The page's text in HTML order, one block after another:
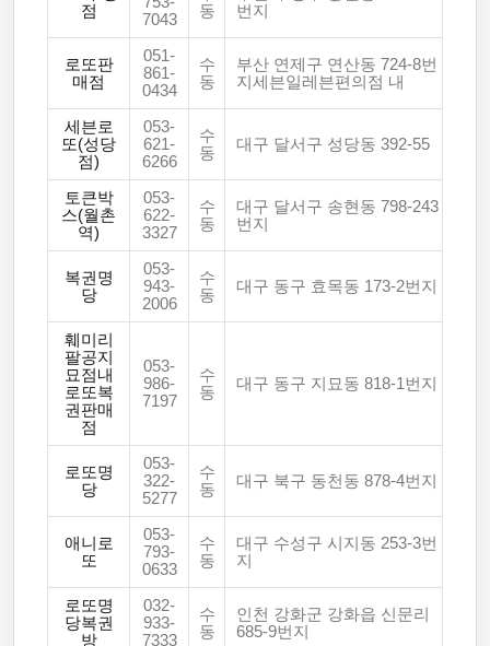
점
7043
동
번지
로또판
매점
051-
861-
0434
수
동
부산 연제구 연산동 724-8번
지세븐일레븐편의점 내
세븐로
또(성당
점)
053-
621-
6266
수
동
대구 달서구 성당동 392-55
토큰박
스(월촌
역)
053-
622-
3327
수
동
대구 달서구 송현동 798-243
번지
복권명
당
053-
943-
2006
수
동
대구 동구 효목동 173-2번지
훼미리
팔공지
묘점내
로또복
권판매
점
053-
986-
7197
수
동
대구 동구 지묘동 818-1번지
로또명
당
053-
322-
5277
수
동
대구 북구 동천동 878-4번지
애니로
또
053-
793-
0633
수
동
대구 수성구 시지동 253-3번
지
로또명
당복권
방
032-
933-
7333
수
동
인천 강화군 강화읍 신문리
685-9번지